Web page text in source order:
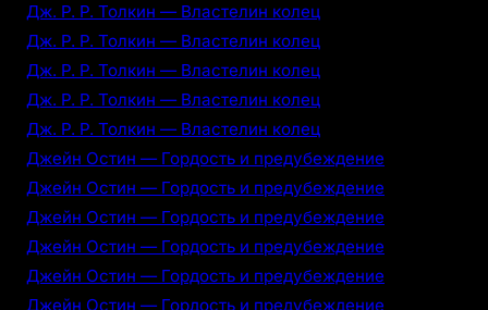
Дж. Р. Р. Толкин — Властелин колец
Дж. Р. Р. Толкин — Властелин колец
Дж. Р. Р. Толкин — Властелин колец
Дж. Р. Р. Толкин — Властелин колец
Дж. Р. Р. Толкин — Властелин колец
Джейн Остин — Гордость и предубеждение
Джейн Остин — Гордость и предубеждение
Джейн Остин — Гордость и предубеждение
Джейн Остин — Гордость и предубеждение
Джейн Остин — Гордость и предубеждение
Джейн Остин — Гордость и предубеждение